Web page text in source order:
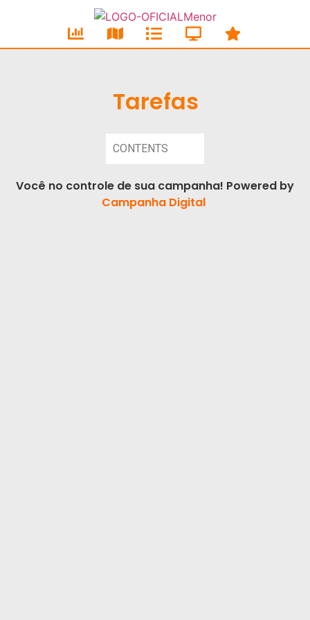
Tarefas
CONTENTS
Você no controle de sua campanha! Powered by
Campanha Digital